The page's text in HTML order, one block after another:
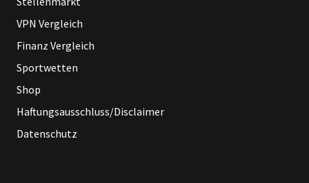
VPN Vergleich
Finanz Vergleich
Sportwetten
Shop
Haftungsausschluss/Disclaimer
Datenschutz